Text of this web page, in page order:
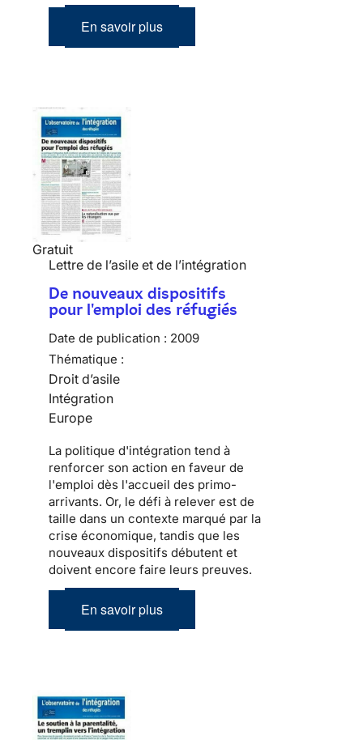
En savoir plus
Gratuit
Lettre de l’asile et de l’intégration
De nouveaux dispositifs
pour l'emploi des réfugiés
Date de publication : 2009
Thématique :
Droit d’asile
Intégration
Europe
La politique d'intégration tend à
renforcer son action en faveur de
l'emploi dès l'accueil des primo-
arrivants. Or, le défi à relever est de
taille dans un contexte marqué par la
crise économique, tandis que les
nouveaux dispositifs débutent et
doivent encore faire leurs preuves.
En savoir plus